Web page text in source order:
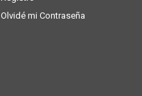
Olvidé mi Contraseña